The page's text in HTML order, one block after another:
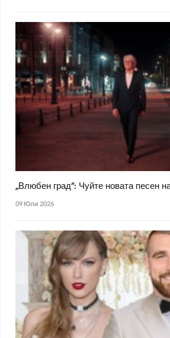
„Влюбен град“: Чуйте новата песен
09 Юли 2026